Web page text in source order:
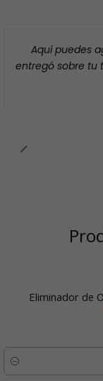
Aquí puedes
entregó sobre tu
Eliminador de
Cantidad